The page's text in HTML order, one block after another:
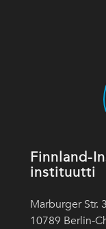
Finnland-
instituutti
Marburger Str.
10789 Berlin-